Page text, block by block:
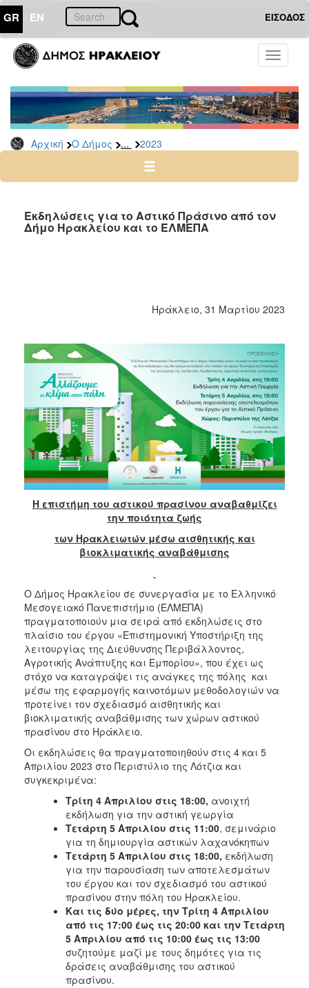
GR EN ΕΙΣΟΔΟΣ
Toggle
Αρχική Ο Δήμος ... 2023
ΔΗΜΟΣ
Δελτία
Τύπου
Αρχείο
2026
2024
2022
2016
2015
2013
2012
2011
2010
2006
ΠΟΛΙΤΙΣΜΟΣ
ΑΝΘΕΚΤΙΚΗ
ΠΟΛΗ
Εκδηλώσεις για το Αστικό Πράσινο από τον
Δήμο Ηρακλείου και το ΕΛΜΕΠΑ
Ηράκλειο, 31 Μαρτίου 2023
Η επιστήμη του αστικού πρασίνου αναβαθμίζει
την ποιότητα ζωής
των Ηρακλειωτών μέσω αισθητικής και
βιοκλιματικής αναβάθμισης
Ο Δήμος Ηρακλείου σε συνεργασία με το Ελληνικό
Μεσογειακό Πανεπιστήμιο (ΕΛΜΕΠΑ)
πραγματοποιούν μια σειρά από εκδηλώσεις στο
πλαίσιο του έργου «Επιστημονική Υποστήριξη της
λειτουργίας της Διεύθυνσης Περιβάλλοντος,
Αγροτικής Ανάπτυξης και Εμπορίου», που έχει ως
στόχο να καταγράψει τις ανάγκες της πόλης και
μέσω της εφαρμογής καινοτόμων μεθοδολογιών να
προτείνει τον σχεδιασμό αισθητικής και
βιοκλιματικής αναβάθμισης των χώρων αστικού
πρασίνου στο Ηράκλειο.
Οι εκδηλώσεις θα πραγματοποιηθούν στις 4 και 5
Απριλίου 2023 στο Περιστύλιο της Λότζια και
συγκεκριμένα:
Τρίτη 4 Απριλίου στις 18:00, ανοιχτή
εκδήλωση για την αστική γεωργία
Τετάρτη 5 Απριλίου στις 11:00, σεμινάριο
για τη δημιουργία αστικών λαχανόκηπων
Τετάρτη 5 Απριλίου στις 18:00, εκδήλωση
για την παρουσίαση των αποτελεσμάτων
του έργου και τον σχεδιασμό του αστικού
πρασίνου στην πόλη του Ηρακλείου.
Και τις δύο μέρες, την Τρίτη 4 Απριλίου
από τις 17:00 έως τις 20:00 και την Τετάρτη
5 Απριλίου από τις 10:00 έως τις 13:00
συζητούμε μαζί με τους δημότες για τις
δράσεις αναβάθμισης του αστικού
πρασίνου.